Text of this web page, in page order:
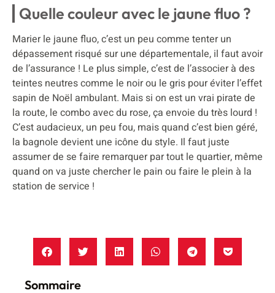
Quelle couleur avec le jaune fluo ?
Marier le jaune fluo, c’est un peu comme tenter un
dépassement risqué sur une départementale, il faut avoir
de l’assurance ! Le plus simple, c’est de l’associer à des
teintes neutres comme le noir ou le gris pour éviter l’effet
sapin de Noël ambulant. Mais si on est un vrai pirate de
la route, le combo avec du rose, ça envoie du très lourd !
C’est audacieux, un peu fou, mais quand c’est bien géré,
la bagnole devient une icône du style. Il faut juste
assumer de se faire remarquer par tout le quartier, même
quand on va juste chercher le pain ou faire le plein à la
station de service !
Sommaire